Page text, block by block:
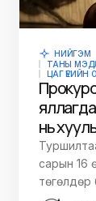
НИЙГЭМ
ТАНЫ
ЦАГ
нь
сарын 16
төгөлдөр